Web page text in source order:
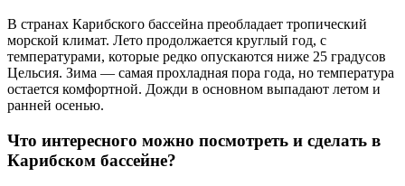
В странах Карибского бассейна преобладает тропический
морской климат. Лето продолжается круглый год, с
температурами, которые редко опускаются ниже 25 градусов
Цельсия. Зима — самая прохладная пора года, но температура
остается комфортной. Дожди в основном выпадают летом и
ранней осенью.
Что интересного можно посмотреть и сделать в
Карибском бассейне?